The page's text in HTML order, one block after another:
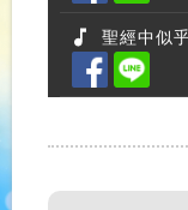
聖經中似